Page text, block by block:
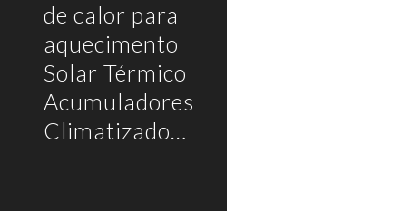
de calor para
aquecimento
Solar Térmico
Acumuladores
Climatizadores